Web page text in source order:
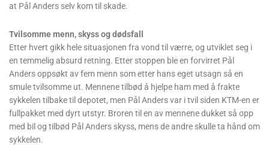
at Pål Anders selv kom til skade.
Tvilsomme menn, skyss og dødsfall
Etter hvert gikk hele situasjonen fra vond til værre, og utviklet seg i
en temmelig absurd retning. Etter stoppen ble en forvirret Pål
Anders oppsøkt av fem menn som etter hans eget utsagn så en
smule tvilsomme ut. Mennene tilbød å hjelpe ham med å frakte
sykkelen tilbake til depotet, men Pål Anders var i tvil siden KTM-en er
fullpakket med dyrt utstyr. Broren til en av mennene dukket så opp
med bil og tilbød Pål Anders skyss, mens de andre skulle ta hånd om
sykkelen.